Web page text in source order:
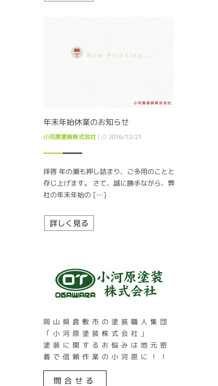
年末年始休業のお知らせ
小河原塗装株式会社 | 2016/12/21
拝啓 年の瀬も押し詰まり、ご多用のことと
存じ上げます。 さて、誠に勝手ながら、弊
社の年末年始の […]
詳しく見る
岡山県倉敷市の塗装職人集団
「小河原塗装株式会社」
塗装に関するお悩みは地元密
着で信頼作業の小河原に！！
問合せる